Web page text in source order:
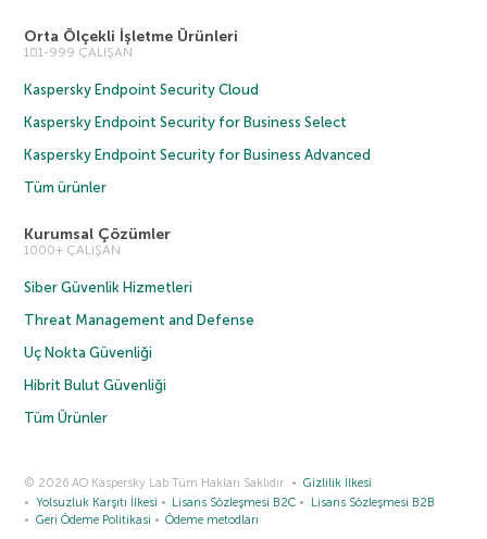
Orta Ölçekli İşletme Ürünleri
101-999 ÇALIŞAN
Kaspersky Endpoint Security Cloud
Kaspersky Endpoint Security for Business Select
Kaspersky Endpoint Security for Business Advanced
Tüm ürünler
Kurumsal Çözümler
1000+ ÇALIŞAN
Siber Güvenlik Hizmetleri
Threat Management and Defense
Uç Nokta Güvenliği
Hibrit Bulut Güvenliği
Tüm Ürünler
© 2026 AO Kaspersky Lab Tüm Hakları Saklıdır.
Gizlilik İlkesi
Yolsuzluk Karşıtı İlkesi
Lisans Sözleşmesi B2C
Lisans Sözleşmesi B2B
Geri Ödeme Politikasi
Ödeme metodları